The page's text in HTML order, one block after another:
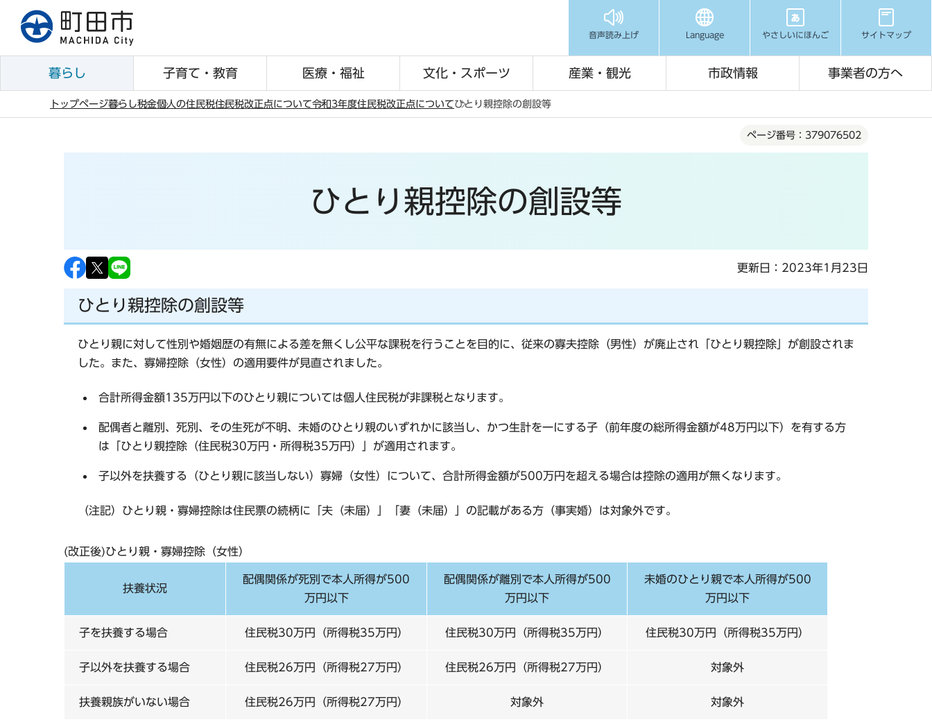
先
音声読み上げ Language やさしいにほんご サイトマップ
暮らし 子育て・教育 医療・福祉 文化・スポーツ 産業・観光 市政情報 事業者の方へ
トップページ暮らし税金個人の住民税住民税改正点について令和3年度住民税改正点についてひとり親控除の創設等
ページ番号：379076502
ひとり親控除の創設等
更新日：2023年1月23日
ひとり親控除の創設等
ひとり親に対して性別や婚姻歴の有無による差を無くし公平な課税を行うことを目的に、従来の寡夫控除（男性）が廃止され「ひとり親控除」が創設されま
した。また、寡婦控除（女性）の適用要件が見直されました。
合計所得金額135万円以下のひとり親については個人住民税が非課税となります。
配偶者と離別、死別、その生死が不明、未婚のひとり親のいずれかに該当し、かつ生計を一にする子（前年度の総所得金額が48万円以下）を有する方
は「ひとり親控除（住民税30万円・所得税35万円）」が適用されます。
子以外を扶養する（ひとり親に該当しない）寡婦（女性）について、合計所得金額が500万円を超える場合は控除の適用が無くなります。
（注記）ひとり親・寡婦控除は住民票の続柄に「夫（未届）」「妻（未届）」の記載がある方（事実婚）は対象外です。
(改正後)ひとり親・寡婦控除（女性）
扶養状況
配偶関係が死別で本人所得が500
万円以下
配偶関係が離別で本人所得が500
万円以下
未婚のひとり親で本人所得が500
万円以下
子を扶養する場合 住民税30万円（所得税35万円） 住民税30万円（所得税35万円） 住民税30万円（所得税35万円）
子以外を扶養する場合 住民税26万円（所得税27万円） 住民税26万円（所得税27万円） 対象外
扶養親族がいない場合 住民税26万円（所得税27万円） 対象外 対象外